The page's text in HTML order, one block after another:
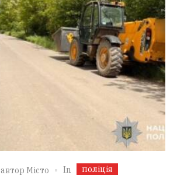
автор Місто In поліція